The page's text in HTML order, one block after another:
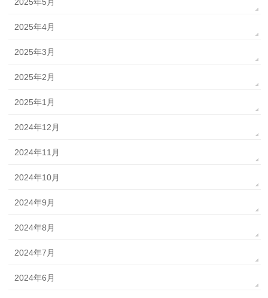
2025年4月
2025年3月
2025年2月
2025年1月
2024年12月
2024年11月
2024年10月
2024年9月
2024年8月
2024年7月
2024年6月